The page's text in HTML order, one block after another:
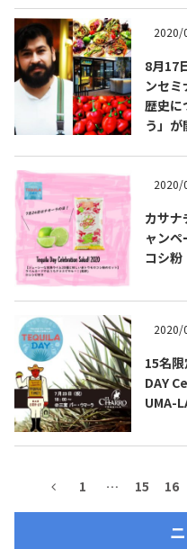
COPYRIGHT ©
2020/
8月17
ンセ
歴史に
う」が
2020/
カサナ
ャン
コシ粉
2020/
15名
DAY
UMA-
1 … 15 16